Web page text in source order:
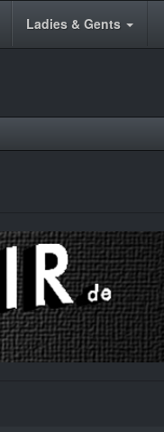
Ladies & Gents